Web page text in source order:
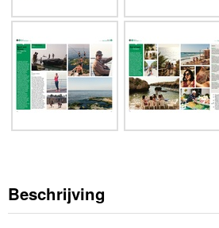
Beschrijving